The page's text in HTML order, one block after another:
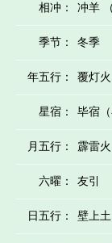
相冲： 冲羊
季节： 冬季
年五行： 覆灯火
星宿： 毕宿（
月五行： 霹雷火
六曜： 友引
日五行： 壁上土